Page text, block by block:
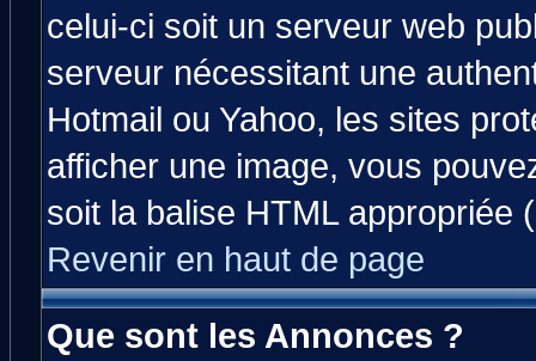
celui-ci soit un serveur web
serveur nécessitant une
Hotmail ou Yahoo, les sites
afficher une image, vous
soit la balise HTML appropriée
Revenir en haut de page
Que sont les Annonces ?